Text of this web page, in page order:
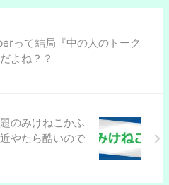
って結局『中の人のトーク
よね？？
のみけねこかふ
やたら酷いので